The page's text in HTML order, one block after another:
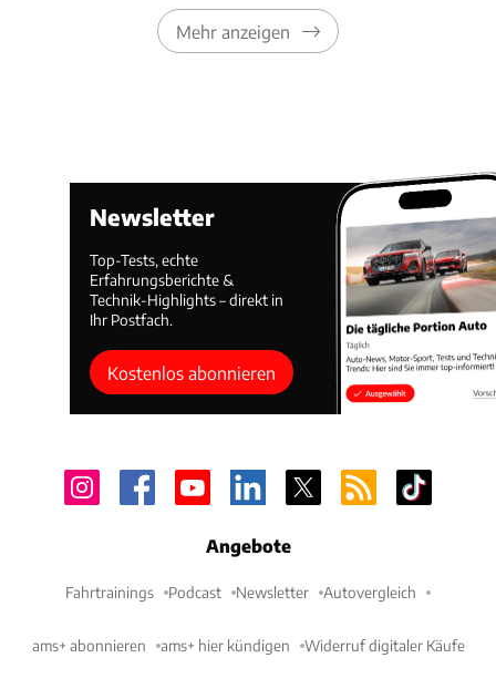
Mehr anzeigen
Newsletter
Top-Tests, echte
Erfahrungsberichte &
Technik-Highlights – direkt in
Ihr Postfach.
Kostenlos abonnieren
Angebote
Fahrtrainings Podcast Newsletter Autovergleich
ams+ abonnieren ams+ hier kündigen Widerruf digitaler Käufe